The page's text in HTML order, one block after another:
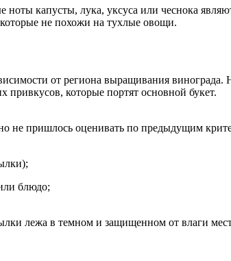
капусты, лука, уксуса или чеснока
не похожи на тухлые овощи.
от региона выращивания винограда.
которые портят основной букет.
не пришлось оценивать по предыдущим
блюдо;
лежа в темном и защищенном от влаги